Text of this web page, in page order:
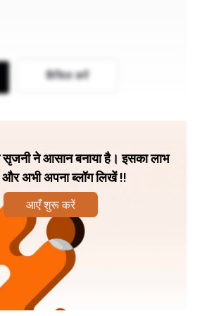
80%ରୁ ଅଧିକ ସ୍ଥଲୀୟ
ଯେଉଁଥିରେ 80% ଉଭଚର, 75%
कैंसिल करें
सृजनी ने आसान बनाया है। इसका लाभ
और अभी अपना ब्लॉग लिखें !!
आएँ शुरू करें